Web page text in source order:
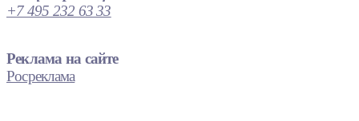
+7 495 232 63 33
Реклама на сайте
Росреклама